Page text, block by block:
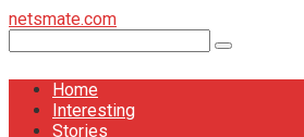
Перейти
контенту
netsmate.com
Home
Interesting
Stories